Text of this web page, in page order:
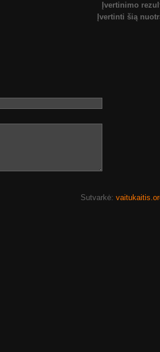
Įvertinimo
Įvertinti šią
Sutvarkė: